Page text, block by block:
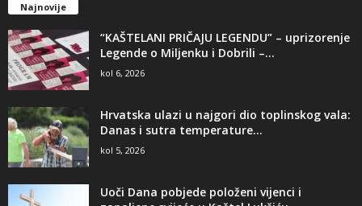
Najnovije
“KAŠTELANI PRIČAJU LEGENDU” – uprizorenje
Legende o Miljenku i Dobrili –...
kol 6, 2026
Hrvatska ulazi u najgori dio toplinskog vala:
Danas i sutra temperature...
kol 5, 2026
Uoči Dana pobjede položeni vijenci i